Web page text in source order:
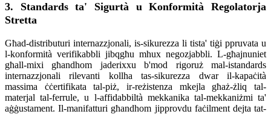
3. Standards ta' Sigurtà u Konformità Regolatorja
Stretta
Għad-distributuri internazzjonali, is-sikurezza li tista' tiġi ppruvata u
l-konformità verifikabbli jibqgħu mhux negozjabbli. L-għajnuniet
għall-mixi għandhom jaderixxu b'mod rigoruż mal-istandards
internazzjonali rilevanti kollha tas-sikurezza dwar il-kapaċità
massima ċċertifikata tal-piż, ir-reżistenza mkejla għaż-żliq tal-
materjal tal-ferrule, u l-affidabbiltà mekkanika tal-mekkaniżmi ta'
aġġustament. Il-manifatturi għandhom jipprovdu faċilment dejta tat-